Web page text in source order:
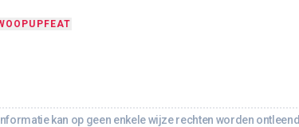
UP FEAT
kan op geen enkele wijze rechten worden